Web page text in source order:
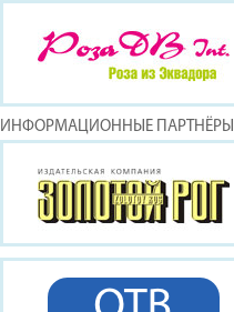
ИНФОРМАЦИОННЫЕ ПАРТНЁРЫ